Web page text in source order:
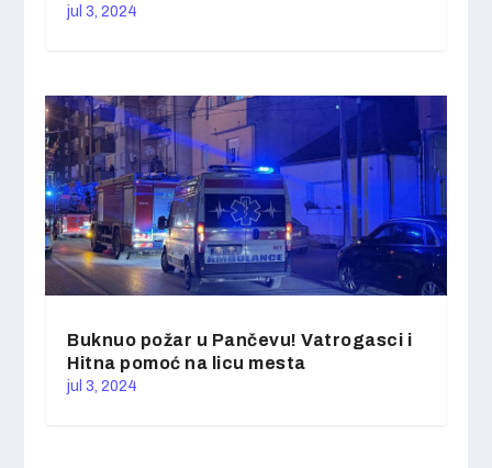
jul 3, 2024
Buknuo požar u Pančevu! Vatrogasci i
Hitna pomoć na licu mesta
jul 3, 2024